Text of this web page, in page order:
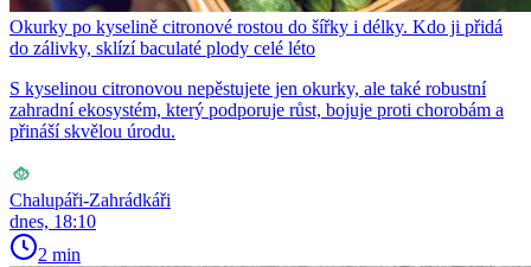
Okurky po kyselině citronové rostou do šířky i délky. Kdo ji přidá
do zálivky, sklízí baculaté plody celé léto
S kyselinou citronovou nepěstujete jen okurky, ale také robustní
zahradní ekosystém, který podporuje růst, bojuje proti chorobám a
přináší skvělou úrodu.
Chalupáři-Zahrádkáři
dnes, 18:10
2 min